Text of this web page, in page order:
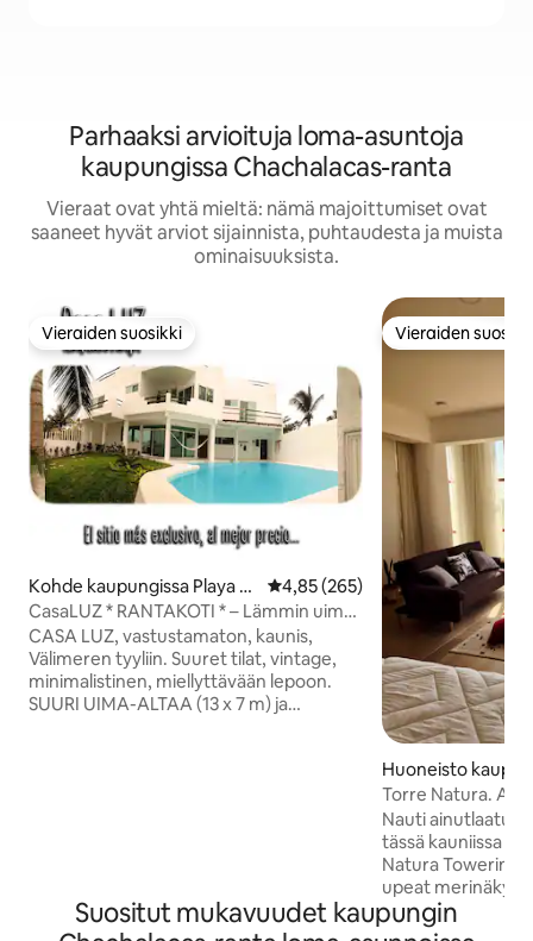
Parhaaksi arvioituja loma-asuntoja
kaupungissa Chachalacas-ranta
Vieraat ovat yhtä mieltä: nämä majoittumiset ovat
saaneet hyvät arviot sijainnista, puhtaudesta ja muista
ominaisuuksista.
Vieraiden suosikki
Vieraiden suosikki
Kohde kaupungissa Playa C
hachalacas
Keskimääräinen arvio 4,85/5,
4,85 (265)
CasaLUZ * RANTAKOTI * – Lämmin uima-
allas –
CASA LUZ, vastustamaton, kaunis,
Välimeren tyyliin. Suuret tilat, vintage,
minimalistinen, miellyttävään lepoon.
SUURI UIMA-ALTAA (13 x 7 m) ja
jossa on kylpyhuone, TV, minibaari,
kahvinkeitin, king-size-vuode ja sohva -
Vieraiden
Vieraiden
Huoneisto
n Lizardo
Torre Natura.
Rantaklubi
Nauti
tässä kauniissa
Natura Towerin
upeat
ihailla
-laskuja. Tila on mukava, viihtyisä ja
Suositut mukavuudet kaupungin